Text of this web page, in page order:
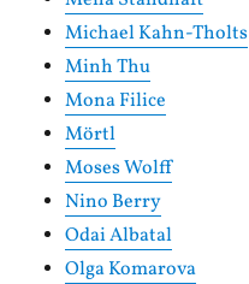
Michael Kahn-Tholts
Minh Thu
Mona Filice
Mörtl
Moses Wolff
Nino Berry
Odai Albatal
Olga Komarova